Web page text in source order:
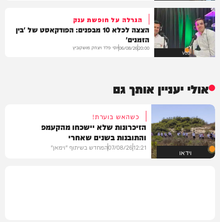
VOD
הגרלה על חופשת ענק
הצצה לכלא 10 מבפנים: הפודקאסט של 'בין
הזמנים'
20:00
06/08/26יוסי פלד ויצחק מושקוביץ
אולי יעניין אותך גם
וידאו
כשהאש בוערת!
הזיכרונות שלא יישכחו מהקעמפ
והתובנות בשנים שאחרי
12:21
07/08/26המחדש בשיתוף "וימאן"